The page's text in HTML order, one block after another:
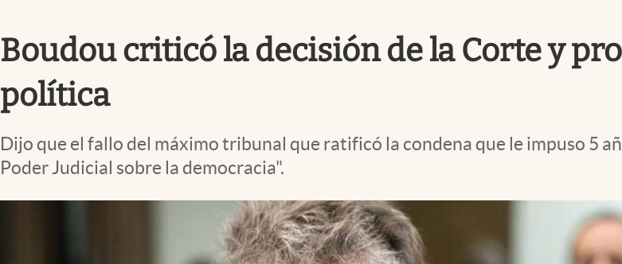
Mundial 2026
El Cronista Studio
Boudou criticó la decisión de la Corte y
política
Dijo que el fallo del máximo tribunal que ratificó la condena que le impuso 5
Poder Judicial sobre la democracia".